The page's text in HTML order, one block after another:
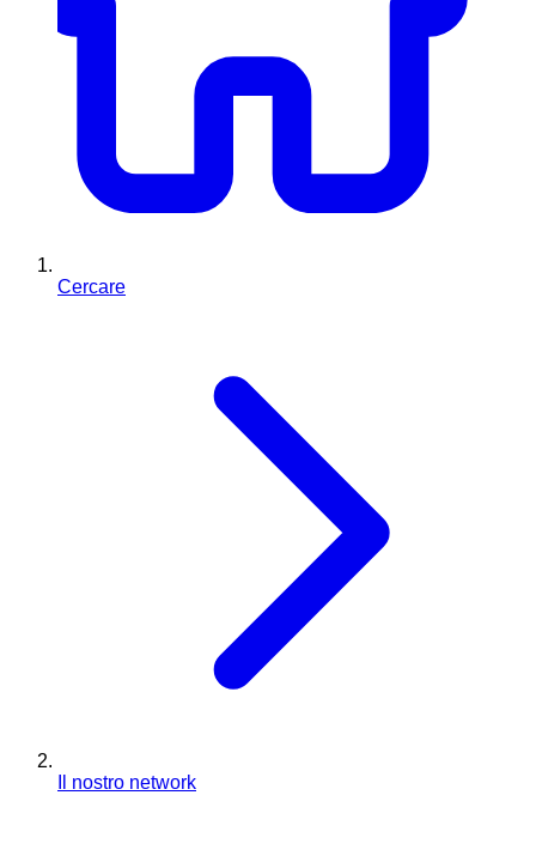
Cercare
Il nostro network